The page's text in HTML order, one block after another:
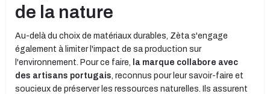
de la nature
Au-delà du choix de matériaux durables, Zèta s'engage
également à limiter l'impact de sa production sur
l'environnement. Pour ce faire,
la marque collabore avec
des artisans portugais , reconnus pour leur savoir-faire et
soucieux de préserver les ressources naturelles. Ils assurent